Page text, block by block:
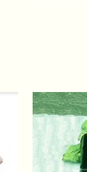
+276 грн.